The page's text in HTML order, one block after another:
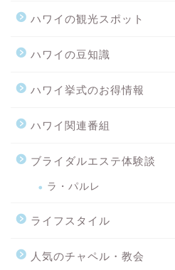
ハワイの観光スポット
ハワイの豆知識
ハワイ挙式のお得情報
ハワイ関連番組
ブライダルエステ体験談
ラ・パルレ
ライフスタイル
人気のチャペル・教会